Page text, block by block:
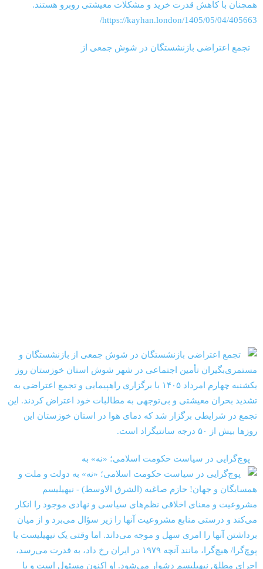
‏‏‏ ‏‏ ‏ تجمع اعتراضی بازنشستگان در شوش جمعی از
‏‏‏ ‏‏ ‏ پوچ‌گرایی در سیاست حکومت اسلامی؛ «نه» به